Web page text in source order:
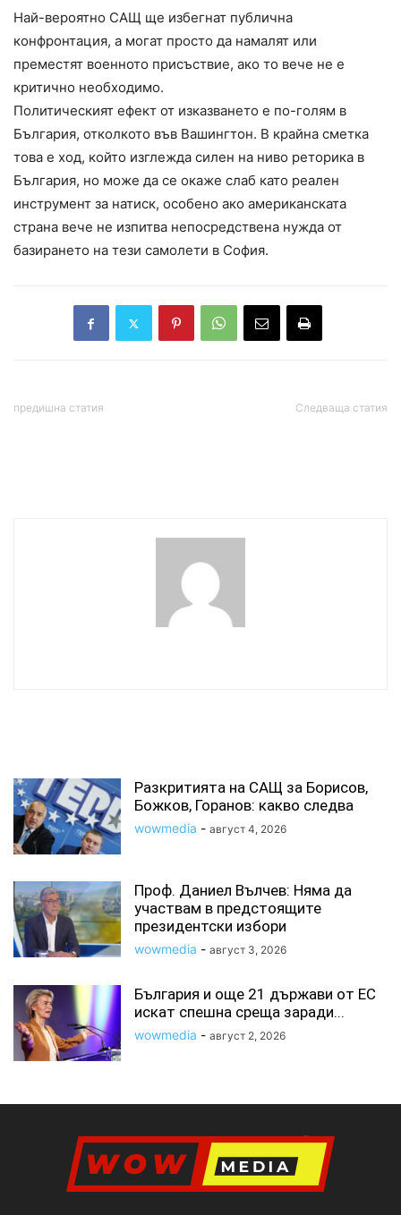
Най-вероятно САЩ ще избегнат публична
конфронтация, а могат просто да намалят или
преместят военното присъствие, ако то вече не е
критично необходимо.
Политическият ефект от изказването е по-голям в
България, отколкото във Вашингтон. В крайна сметка
това е ход, който изглежда силен на ниво реторика в
България, но може да се окаже слаб като реален
инструмент за натиск, особено ако американската
страна вече не изпитва непосредствена нужда от
базирането на тези самолети в София.
предишна статия Следваща статия
Разкритията на САЩ за Борисов,
Божков, Горанов: какво следва
wowmedia - август 4, 2026
Проф. Даниел Вълчев: Няма да
участвам в предстоящите
президентски избори
wowmedia - август 3, 2026
България и още 21 държави от ЕС
искат спешна среща заради...
wowmedia - август 2, 2026